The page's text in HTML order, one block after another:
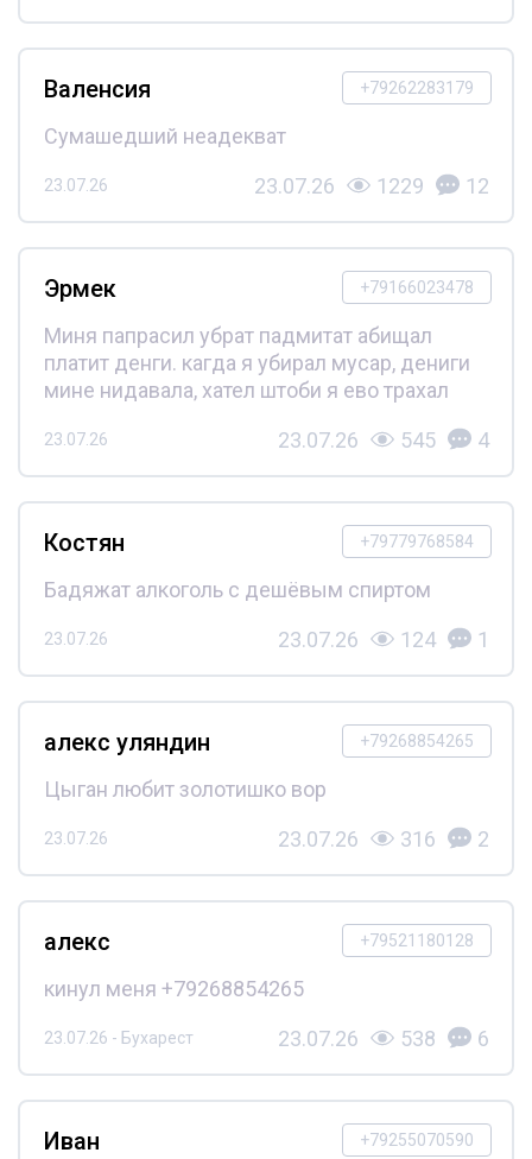
+79262283179
Валенсия
Сумашедший неадекват
23.07.26 23.07.26 1229 12
+79166023478
Эрмек
Миня папрасил убрат падмитат абищал
платит денги. кагда я убирал мусар, дениги
мине нидавала, хател штоби я ево трахал
23.07.26 23.07.26 545 4
+79779768584
Костян
Бадяжат алкоголь с дешёвым спиртом
23.07.26 23.07.26 124 1
+79268854265
алекс уляндин
Цыган любит золотишко вор
23.07.26 23.07.26 316 2
+79521180128
алекс
кинул меня +79268854265
23.07.26 - Бухарест 23.07.26 538 6
+79255070590
Иван